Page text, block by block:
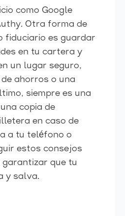
como Google
Otra forma de
fiduciario es guardar
en tu cartera y
un lugar seguro,
ahorros o una
siempre es una
copia de
en caso de
a tu teléfono o
estos consejos
que tu
y salva.